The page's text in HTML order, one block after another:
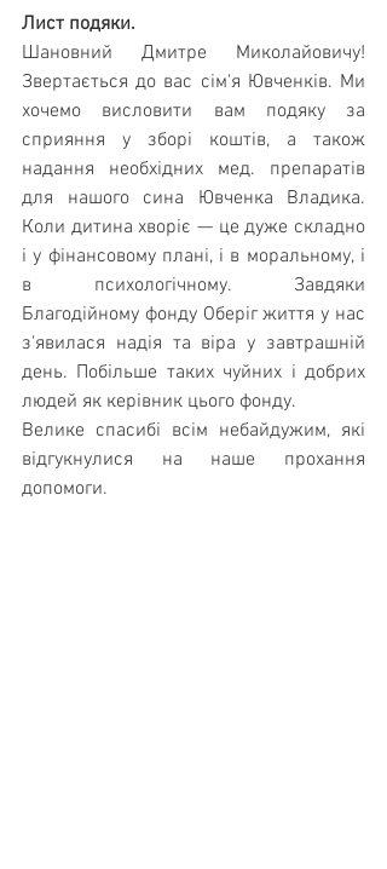
Лист подяки.
Шановний Дмитре Миколайовичу!
Звертається до вас сім'я Ювченків. Ми
хочемо висловити вам подяку за
сприяння у зборі коштів, а також
надання необхідних мед. препаратів
для нашого сина Ювченка Владика.
Коли дитина хворіє — це дуже складно
і у фінансовому плані, і в моральному, і
в психологічному. Завдяки
Благодійному фонду Оберіг життя у нас
з'явилася надія та віра у завтрашній
день. Побільше таких чуйних і добрих
людей як керівник цього фонду.
Велике спасибі всім небайдужим, які
відгукнулися на наше прохання
допомоги.